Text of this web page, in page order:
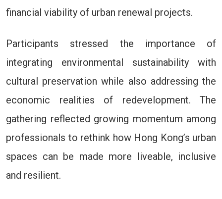
financial viability of urban renewal projects.
Participants stressed the importance of
integrating environmental sustainability with
cultural preservation while also addressing the
economic realities of redevelopment. The
gathering reflected growing momentum among
professionals to rethink how Hong Kong’s urban
spaces can be made more liveable, inclusive
and resilient.